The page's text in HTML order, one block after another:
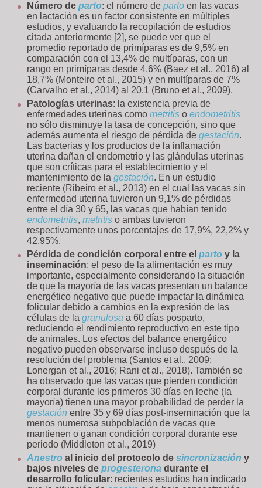
Número de parto: el número de parto en las vacas
en lactación es un factor consistente en múltiples
estudios, y evaluando la recopilación de estudios
citada anteriormente [2], se puede ver que el
promedio reportado de primíparas es de 9,5% en
comparación con el 13,4% de multíparas, con un
rango en primíparas desde 4,6% (Baez et al., 2016) al
18,7% (Monteiro et al., 2015) y en multíparas de 7%
(Carvalho et al., 2014) al 20,1 (Bruno et al., 2009).
Patologías uterinas: la existencia previa de
enfermedades uterinas como metritis o endometritis
no sólo disminuye la tasa de concepción, sino que
además aumenta el riesgo de pérdida de gestación.
Las bacterias y los productos de la inflamación
uterina dañan el endometrio y las glándulas uterinas
que son críticas para el establecimiento y el
mantenimiento de la gestación. En un estudio
reciente (Ribeiro et al., 2013) en el cual las vacas sin
enfermedad uterina tuvieron un 9,1% de pérdidas
entre el día 30 y 65, las vacas que habían tenido
endometritis, metritis o ambas tuvieron
respectivamente unos porcentajes de 17,9%, 22,2% y
42,95%.
Pérdida de condición corporal entre el parto y la
inseminación: el peso de la alimentación es muy
importante, especialmente considerando la situación
de que la mayoría de las vacas presentan un balance
energético negativo que puede impactar la dinámica
folicular debido a cambios en la expresión de las
células de la granulosa a 60 días posparto,
reduciendo el rendimiento reproductivo en este tipo
de animales. Los efectos del balance energético
negativo pueden observarse incluso después de la
resolución del problema (Santos et al., 2009;
Lonergan et al., 2016; Rani et al., 2018). También se
ha observado que las vacas que pierden condición
corporal durante los primeros 30 días en leche (la
mayoría) tienen una mayor probabilidad de perder la
gestación entre 35 y 69 días post-inseminación que la
menos numerosa subpoblación de vacas que
mantienen o ganan condición corporal durante ese
periodo (Middleton et al., 2019)
Anestro al inicio del protocolo de sincronización y
bajos niveles de progesterona durante el
desarrollo folicular: recientes estudios han indicado